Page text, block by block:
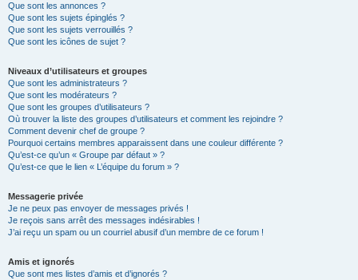
Que sont les annonces ?
Que sont les sujets épinglés ?
Que sont les sujets verrouillés ?
Que sont les icônes de sujet ?
Niveaux d’utilisateurs et groupes
Que sont les administrateurs ?
Que sont les modérateurs ?
Que sont les groupes d’utilisateurs ?
Où trouver la liste des groupes d’utilisateurs et comment les rejoindre ?
Comment devenir chef de groupe ?
Pourquoi certains membres apparaissent dans une couleur différente ?
Qu’est-ce qu’un « Groupe par défaut » ?
Qu’est-ce que le lien « L’équipe du forum » ?
Messagerie privée
Je ne peux pas envoyer de messages privés !
Je reçois sans arrêt des messages indésirables !
J’ai reçu un spam ou un courriel abusif d’un membre de ce forum !
Amis et ignorés
Que sont mes listes d’amis et d’ignorés ?